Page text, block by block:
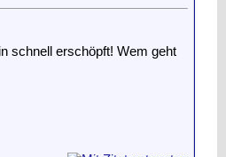
schnell erschöpft! Wem geht